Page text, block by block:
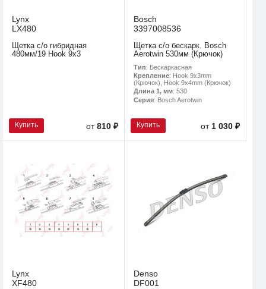
Lynx
LX480
Щетка с/о гибридная
480мм/19 Hook 9х3
Купить от810 ₽
Bosch
3397008536
Щетка с/о бескарк. Bosch
Aerotwin 530мм (Крючок)
Тип: Бескаркасная
Крепление: Hook 9x3mm
(Крючок), Hook 9x4mm (Крючок)
Длина 1, мм: 530
Серия: Bosch Aerotwin
Купить от1 030 ₽
Lynx
XF480
Denso
DF001